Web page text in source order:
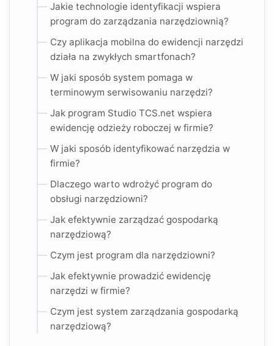
Jakie technologie identyfikacji wspiera
program do zarządzania narzędziownią?
Czy aplikacja mobilna do ewidencji narzędzi
działa na zwykłych smartfonach?
W jaki sposób system pomaga w
terminowym serwisowaniu narzędzi?
Jak program Studio TCS.net wspiera
ewidencję odzieży roboczej w firmie?
W jaki sposób identyfikować narzędzia w
firmie?
Dlaczego warto wdrożyć program do
obsługi narzędziowni?
Jak efektywnie zarządzać gospodarką
narzędziową?
Czym jest program dla narzędziowni?
Jak efektywnie prowadzić ewidencję
narzędzi w firmie?
Czym jest system zarządzania gospodarką
narzędziową?